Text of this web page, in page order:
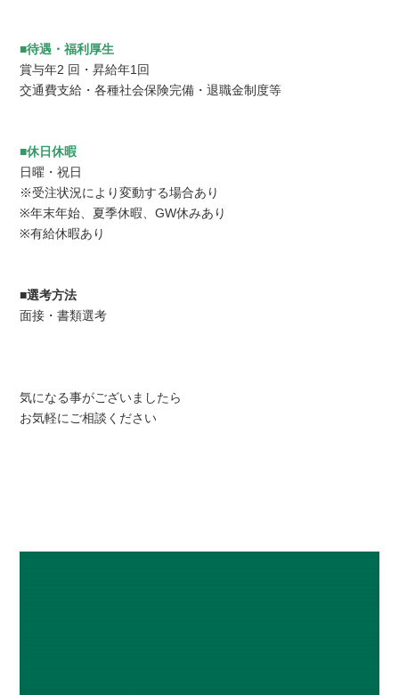
■待遇・福利厚生
賞与年2 回・昇給年1回
交通費支給・各種社会保険完備・退職金制度等
■休日休暇
日曜・祝日
※受注状況により変動する場合あり
※年末年始、夏季休暇、GW休みあり
※有給休暇あり
■選考方法
面接・書類選考
気になる事がございましたら
お気軽にご相談ください